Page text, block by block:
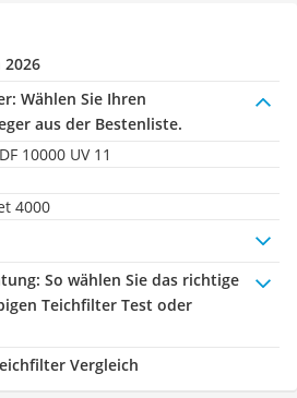
Wählen Sie Ihren
aus der Bestenliste.
10000 UV 11
4000
: So wählen Sie das richtige
Teichfilter Test oder
Vergleich